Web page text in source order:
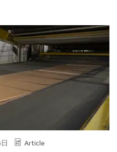
Article